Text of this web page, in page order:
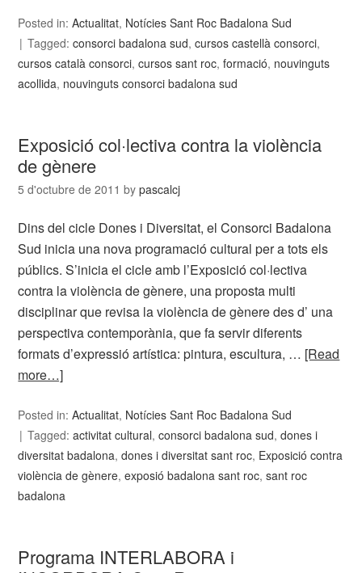
Posted in:Actualitat, Notícies Sant Roc Badalona Sud
Tagged:consorci badalona sud,cursos castellà consorci,
cursos català consorci,cursos sant roc,formació, nouvinguts
acollida, nouvinguts consorci badalona sud
Exposició col·lectiva contra la violència
de gènere
5 d'octubre de 2011 bypascalcj
Dins del cicle Dones i Diversitat, el Consorci Badalona
Sud inicia una nova programació cultural per a tots els
públics. S’inicia el cicle amb l’Exposició col·lectiva
contra la violència de gènere, una proposta multi
disciplinar que revisa la violència de gènere des d’ una
perspectiva contemporània, que fa servir diferents
formats d’expressió artística: pintura, escultura, … [Read
more…]
Posted in:Actualitat, Notícies Sant Roc Badalona Sud
Tagged:activitat cultural,consorci badalona sud,dones i
diversitat badalona,dones i diversitat sant roc, Exposició contra
violència de gènere,exposió badalona sant roc,sant roc
badalona
Programa INTERLABORA i